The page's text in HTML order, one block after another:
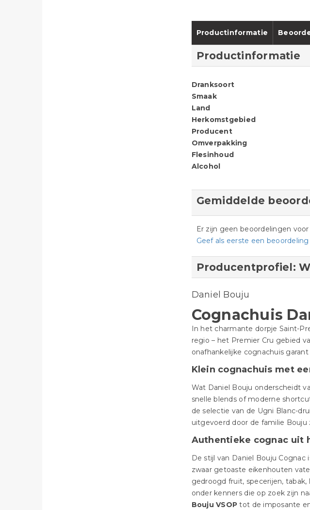
Productinformatie
Productinformatie
Dranksoort
Smaak
Land
Herkomstgebied
Producent
Omverpakking
Flesinhoud
Alcohol
Gemiddelde
Er zijn geen beoordelingen
Geef als eerste een beoordeling
Producentprofiel:
Daniel Bouju
Cognachuis
In het charmante dorpje Saint-
regio – het Premier Cru gebied
onafhankelijke cognachuis
Klein cognachuis met
Wat Daniel Bouju onderscheidt
snelle blends of moderne
de selectie van de Ugni Blanc-
uitgevoerd door de familie Bouju
Authentieke cognac uit
De stijl van Daniel Bouju
zwaar getoaste eikenhouten
gedroogd fruit, specerijen,
onder kenners die op zoek zijn
Bouju VSOP tot de imposante